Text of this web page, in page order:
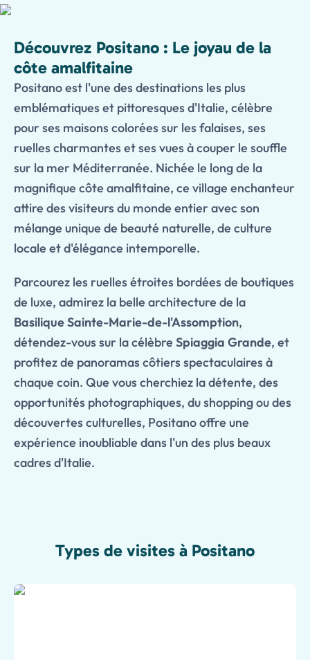
Découvrez Positano : Le joyau de la
côte amalfitaine
Positano est l'une des destinations les plus
emblématiques et pittoresques d'Italie, célèbre
pour ses maisons colorées sur les falaises, ses
ruelles charmantes et ses vues à couper le souffle
sur la mer Méditerranée. Nichée le long de la
magnifique côte amalfitaine, ce village enchanteur
attire des visiteurs du monde entier avec son
mélange unique de beauté naturelle, de culture
locale et d'élégance intemporelle.
Parcourez les ruelles étroites bordées de boutiques
de luxe, admirez la belle architecture de la
Basilique Sainte-Marie-de-l'Assomption,
détendez-vous sur la célèbre Spiaggia Grande, et
profitez de panoramas côtiers spectaculaires à
chaque coin. Que vous cherchiez la détente, des
opportunités photographiques, du shopping ou des
découvertes culturelles, Positano offre une
expérience inoubliable dans l'un des plus beaux
cadres d'Italie.
Types de visites à Positano